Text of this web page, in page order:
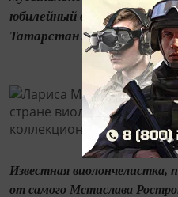
юбилейный вечер
Татарстан Ларисы
Известная виолончелистка,
от самого Мстислава